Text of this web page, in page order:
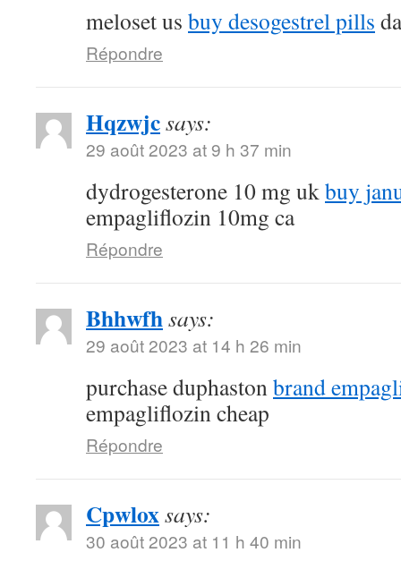
meloset us buy desogestrel pills
Répondre
Hqzwjcsays:
29 août 2023 at 9 h 37 min
dydrogesterone 10 mg ukbuy
empagliflozin 10mg ca
Répondre
Bhhwfhsays:
29 août 2023 at 14 h 26 min
purchase duphastonbrand
empagliflozin cheap
Répondre
Cpwloxsays:
30 août 2023 at 11 h 40 min